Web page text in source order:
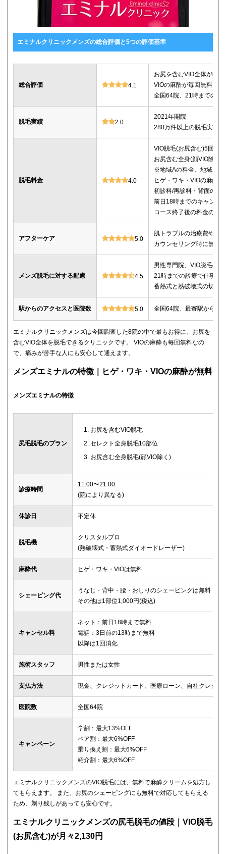
エミナルクリニックメンズの総合評価と5つの評価基準
総合評価 4.1
お尻を含むVIO全体が5回
VIOの麻酔が毎回無料
全国64院、21時までの診
脱毛実績 2.0
2021年開院
280万件以上の脱毛実績
脱毛料金 4.0
VIO脱毛(お尻含む)5回：
お尻含む全身(顔VIO除く
※地域Aの料金、地域Bは
ヒゲ・ワキ・VIOの麻酔
初診料/再診料・背面のシ
前日18時までのキャンセ
コース終了後の料金の記
アフターケア 5.0
肌トラブルの治療費や薬
カウンセリング時に無料
メンズ脱毛に対する配慮 4.5
男性専門院、VIO脱毛の
21時までの診療で仕事帰
蓄熱式と熱破壊式の切替
駅からのアクセスと医院数 5.0 全国64院、最寄駅から徒
エミナルクリニックメンズは今回調査した8院の中で最もお得に、お尻を
含むVIO全体を脱毛できるクリニックです。 VIOの麻酔も毎回無料なの
で、痛みが苦手な人にも安心して通えます。
メンズエミナルの特徴｜ヒゲ・ワキ・VIOの麻酔が無料
メンズエミナルの特徴
尻毛脱毛のプラン
お尻を含むVIO脱毛
セレクト全身脱毛10部位
お尻含む全身脱毛(顔VIO除く)
診療時間
11:00〜21:00
(院により異なる)
休診日 不定休
脱毛機
クリスタルプロ
(熱破壊式・蓄熱式ダイオードレーザー)
麻酔代 ヒゲ・ワキ・VIOは無料
シェービング代
うなじ・背中・腰・おしりのシェービングは無料
その他は1部位1,000円(税込)
キャンセル料
ネット：前日18時まで無料
電話：3日前の13時まで無料
以降は1回消化
施術スタッフ 男性または女性
支払方法 現金、クレジットカード、医療ローン、自社クレジッ
医院数 全国64院
キャンペーン
学割：最大13%OFF
ペア割：最大6%OFF
乗り換え割：最大6%OFF
紹介割：最大6%OFF
エミナルクリニックメンズのVIO脱毛には、無料で麻酔クリームを処方し
てもらえます。 また、お尻のシェービングにも無料で対応してもらえる
ため、剃り残しがあっても安心です。
エミナルクリニックメンズの尻毛脱毛の値段｜VIO脱毛
(お尻含む)が月々2,130円